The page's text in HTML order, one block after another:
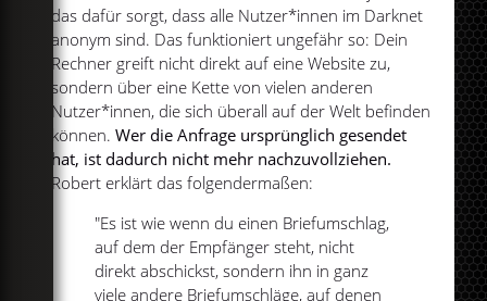
das dafür sorgt, dass alle Nutzer*innen im Darknet
anonym sind. Das funktioniert ungefähr so: Dein
Rechner greift nicht direkt auf eine Website zu,
sondern über eine Kette von vielen anderen
Nutzer*innen, die sich überall auf der Welt befinden
können.Wer die Anfrage ursprünglich gesendet
hat, ist dadurch nicht mehr nachzuvollziehen.
Robert erklärt das folgendermaßen:
"Es ist wie wenn du einen Briefumschlag,
auf dem der Empfänger steht, nicht
direkt abschickst, sondern ihn in ganz
viele andere Briefumschläge, auf denen